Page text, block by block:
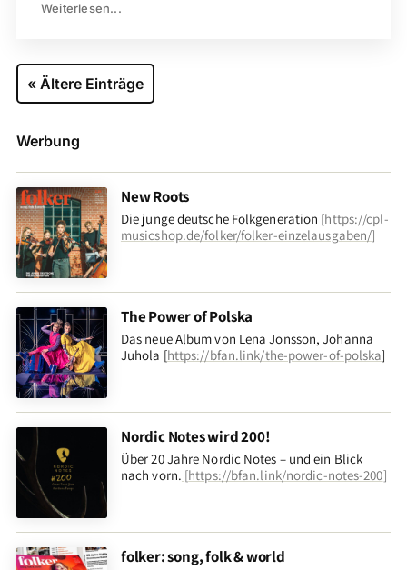
Weiterlesen...
« Ältere Einträge
Werbung
New Roots
Die junge deutsche Folkgeneration [https://cpl-
musicshop.de/folker/folker-einzelausgaben/]
The Power of Polska
Das neue Album von Lena Jonsson, Johanna
Juhola [https://bfan.link/the-power-of-polska]
Nordic Notes wird 200!
Über 20 Jahre Nordic Notes – und ein Blick
nach vorn. [https://bfan.link/nordic-notes-200]
folker: song, folk & world